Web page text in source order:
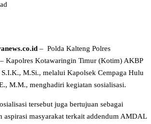
– Polda Kalteng Polres
Kapolres Kotawaringin Timur (Kotim) AKBP
M.Si., melalui Kapolsek Cempaga Hulu
M.M., menghadiri kegiatan sosialisasi.
tersebut juga bertujuan sebagai
aspirasi masyarakat terkait addendum AMDAL